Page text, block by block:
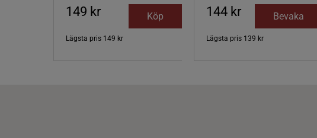
149 kr Köp
Lägsta pris 149 kr
144 kr Bevaka
Lägsta pris 139 kr